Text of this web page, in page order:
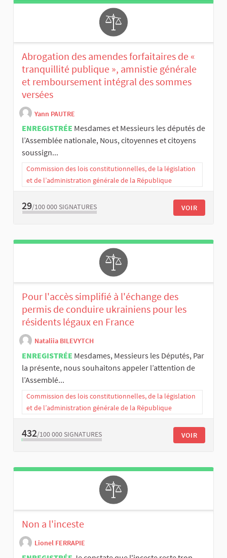
Abrogation des amendes forfaitaires de «
tranquillité publique », amnistie générale
et remboursement intégral des sommes
versées
Yann PAUTRE
ENREGISTRÉE Mesdames et Messieurs les députés de
l’Assemblée nationale, Nous, citoyennes et citoyens
soussign...
Commission des lois constitutionnelles, de la législation
et de l’administration générale de la République
29/100 000 SIGNATURES VOIR
Pour l'accès simplifié à l'échange des
permis de conduire ukrainiens pour les
résidents légaux en France
Nataliia BILEVYTCH
ENREGISTRÉE Mesdames, Messieurs les Députés, Par
la présente, nous souhaitons appeler l’attention de
l’Assemblé...
Commission des lois constitutionnelles, de la législation
et de l’administration générale de la République
432/100 000 SIGNATURES VOIR
Non a l'inceste
Lionel FERRAPIE